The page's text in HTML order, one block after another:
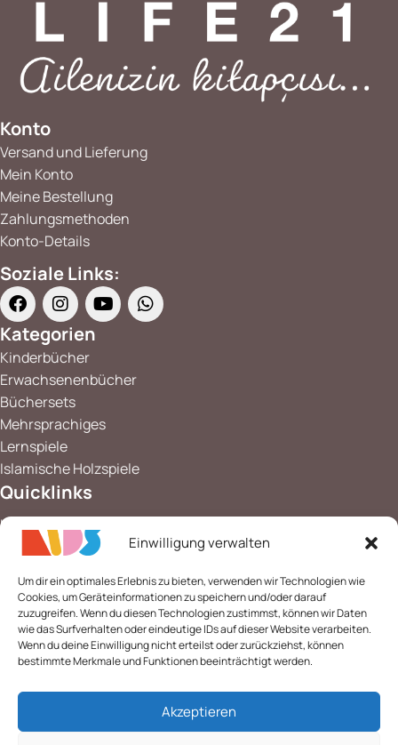
Einwilligung verwalten
Um dir ein optimales Erlebnis zu bieten, verwenden wir Technologien wie
Cookies, um Geräteinformationen zu speichern und/oder darauf
zuzugreifen. Wenn du diesen Technologien zustimmst, können wir Daten
wie das Surfverhalten oder eindeutige IDs auf dieser Website verarbeiten.
Wenn du deine Einwilligung nicht erteilst oder zurückziehst, können
bestimmte Merkmale und Funktionen beeinträchtigt werden.
Akzeptieren
Konto
Versand und Lieferung
Mein Konto
Meine Bestellung
Zahlungsmethoden
Konto-Details
Soziale Links:
Kategorien
Kinderbücher
Erwachsenenbücher
Büchersets
Mehrsprachiges
Lernspiele
Islamische Holzspiele
Quicklinks
Kontakt
Impressum
Widerrufsbelehrung
AGB
Cookie-Richtlinie (EU)
Newsletter abonnieren